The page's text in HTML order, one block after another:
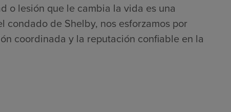
o lesión que le cambia la vida es una
condado de Shelby, nos esforzamos por
coordinada y la reputación confiable en la